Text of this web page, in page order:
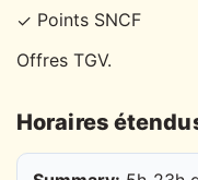
✓ Points SNCF
Offres TGV.
Horaires